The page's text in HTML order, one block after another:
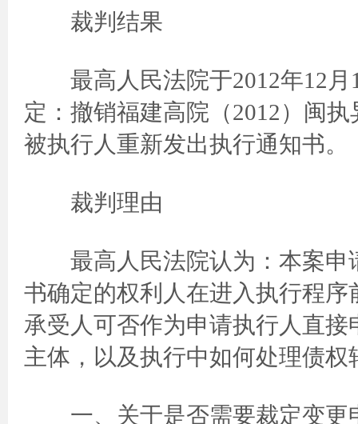
裁判结果
最高人民法院于2012年12月
定：撤销福建高院（2012）闽
被执行人重新发出执行通知书。
裁判理由
最高人民法院认为：本案申
书确定的权利人在进入执行程
承受人可否作为申请执行人直
主体，以及执行中如何处理债
一、关于是否需要裁定变更